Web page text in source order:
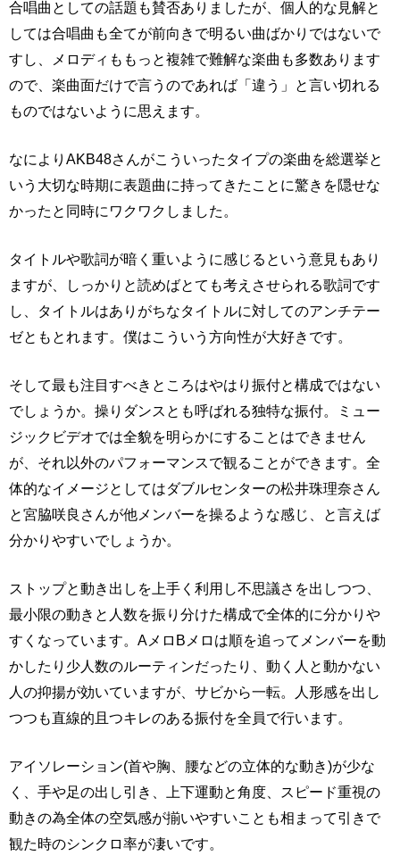
合唱曲としての話題も賛否ありましたが、個人的な見解と
しては合唱曲も全てが前向きで明るい曲ばかりではないで
すし、メロディももっと複雑で難解な楽曲も多数あります
ので、楽曲面だけで言うのであれば「違う」と言い切れる
ものではないように思えます。
なによりAKB48さんがこういったタイプの楽曲を総選挙と
いう大切な時期に表題曲に持ってきたことに驚きを隠せな
かったと同時にワクワクしました。
タイトルや歌詞が暗く重いように感じるという意見もあり
ますが、しっかりと読めばとても考えさせられる歌詞です
し、タイトルはありがちなタイトルに対してのアンチテー
ゼともとれます。僕はこういう方向性が大好きです。
そして最も注目すべきところはやはり振付と構成ではない
でしょうか。操りダンスとも呼ばれる独特な振付。ミュー
ジックビデオでは全貌を明らかにすることはできません
が、それ以外のパフォーマンスで観ることができます。全
体的なイメージとしてはダブルセンターの松井珠理奈さん
と宮脇咲良さんが他メンバーを操るような感じ、と言えば
分かりやすいでしょうか。
ストップと動き出しを上手く利用し不思議さを出しつつ、
最小限の動きと人数を振り分けた構成で全体的に分かりや
すくなっています。AメロBメロは順を追ってメンバーを動
かしたり少人数のルーティンだったり、動く人と動かない
人の抑揚が効いていますが、サビから一転。人形感を出し
つつも直線的且つキレのある振付を全員で行います。
アイソレーション(首や胸、腰などの立体的な動き)が少な
く、手や足の出し引き、上下運動と角度、スピード重視の
動きの為全体の空気感が揃いやすいことも相まって引きで
観た時のシンクロ率が凄いです。